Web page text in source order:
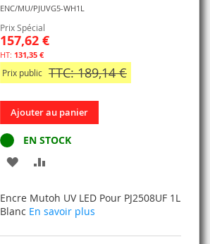
ENC/MU/PJUVG5-WH1L
Prix Spécial
157,62 €
131,35 €
Prix public TTC: 189,14 €
Ajouter au panier
EN STOCK
AJOUTER
MA
LISTE
COMPARATEUR
Encre Mutoh UV LED Pour PJ2508UF 1L
Blanc En savoir plus